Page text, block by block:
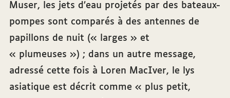
Muser, les jets d’eau projetés par des bateaux-
pompes sont comparés à des antennes de
papillons de nuit (« larges » et
« plumeuses ») ; dans un autre message,
adressé cette fois à Loren MacIver, le lys
asiatique est décrit comme « plus petit,